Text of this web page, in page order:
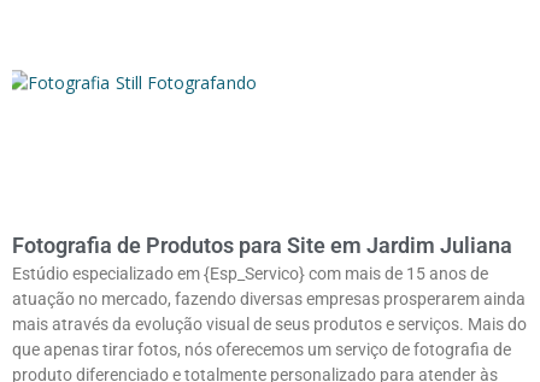
Fotografia de Produtos para Site em Jardim Juliana
Estúdio especializado em {Esp_Servico} com mais de 15 anos de
atuação no mercado, fazendo diversas empresas prosperarem ainda
mais através da evolução visual de seus produtos e serviços. Mais do
que apenas tirar fotos, nós oferecemos um serviço de fotografia de
produto diferenciado e totalmente personalizado para atender às